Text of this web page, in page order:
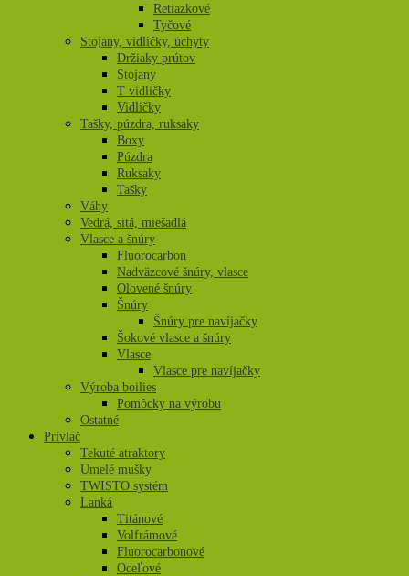
Retiazkové
Tyčové
Stojany, vidličky, úchyty
Držiaky prútov
Stojany
T vidličky
Vidličky
Tašky, púzdra, ruksaky
Boxy
Púzdra
Ruksaky
Tašky
Váhy
Vedrá, sitá, miešadlá
Vlasce a šnúry
Fluorocarbon
Nadväzcové šnúry, vlasce
Olovené šnúry
Šnúry
Šnúry pre navíjačky
Šokové vlasce a šnúry
Vlasce
Vlasce pre navíjačky
Výroba boilies
Pomôcky na výrobu
Ostatné
Prívlač
Tekuté atraktory
Umelé mušky
TWISTO systém
Lanká
Titánové
Volfrámové
Fluorocarbonové
Oceľové